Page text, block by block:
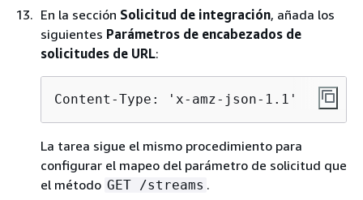
En la sección Solicitud de integración, añada los
siguientes Parámetros de encabezados de
solicitudes de URL:
Content-Type: 'x-amz-json-1.1'
La tarea sigue el mismo procedimiento para
configurar el mapeo del parámetro de solicitud que
el método GET /streams .